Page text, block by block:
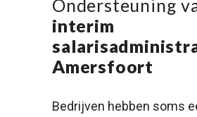
Ondersteuning
interim
Amersfoort
Bedrijven hebben soms